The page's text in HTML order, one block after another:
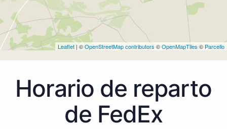
Leaflet | ©OpenStreetMap contributors ©OpenMapTiles © Parcello
Horario de reparto
de FedEx